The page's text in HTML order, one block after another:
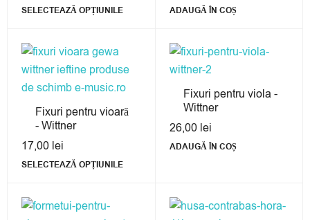
SELECTEAZĂ OPȚIUNILE ADAUGĂ ÎN COȘ
Fixuri pentru vioară
- Wittner
17,00 lei
SELECTEAZĂ OPȚIUNILE
Fixuri pentru viola -
Wittner
26,00 lei
ADAUGĂ ÎN COȘ